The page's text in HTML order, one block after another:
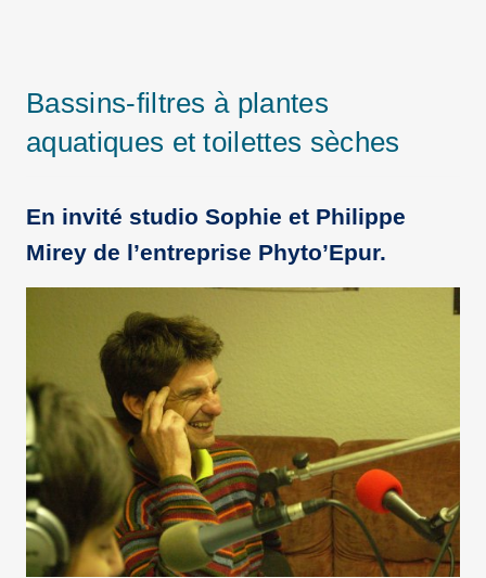
Bassins-filtres à plantes
aquatiques et toilettes sèches
En invité studio Sophie et Philippe
Mirey de l’entreprise Phyto’Epur.